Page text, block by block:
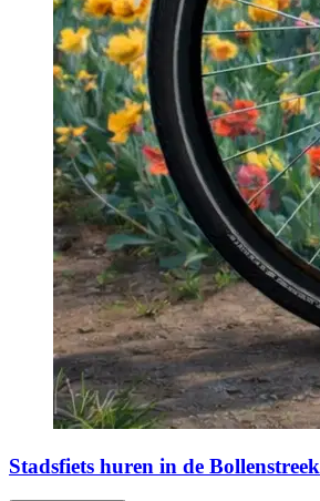
Stadsfiets huren in de Bollenstreek